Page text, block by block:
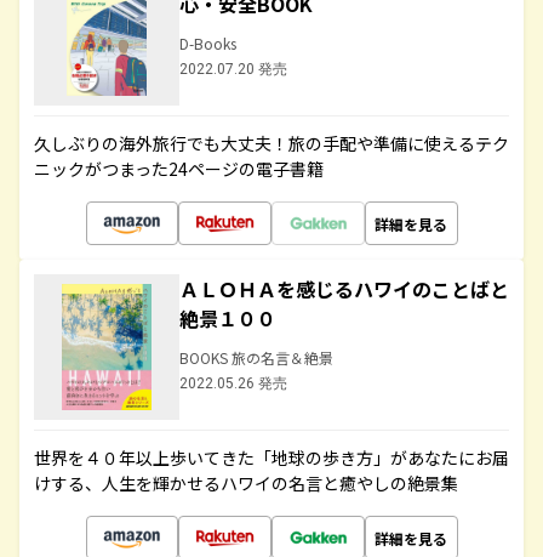
D-Books
2022.07.20 発売
久しぶりの海外旅行でも大丈夫！旅の手配や準備に使えるテク
ニックがつまった24ページの電子書籍
詳細を見る
ＡＬＯＨＡを感じるハワイのことばと
絶景１００
BOOKS 旅の名言＆絶景
2022.05.26 発売
世界を４０年以上歩いてきた「地球の歩き方」があなたにお届
けする、人生を輝かせるハワイの名言と癒やしの絶景集
詳細を見る